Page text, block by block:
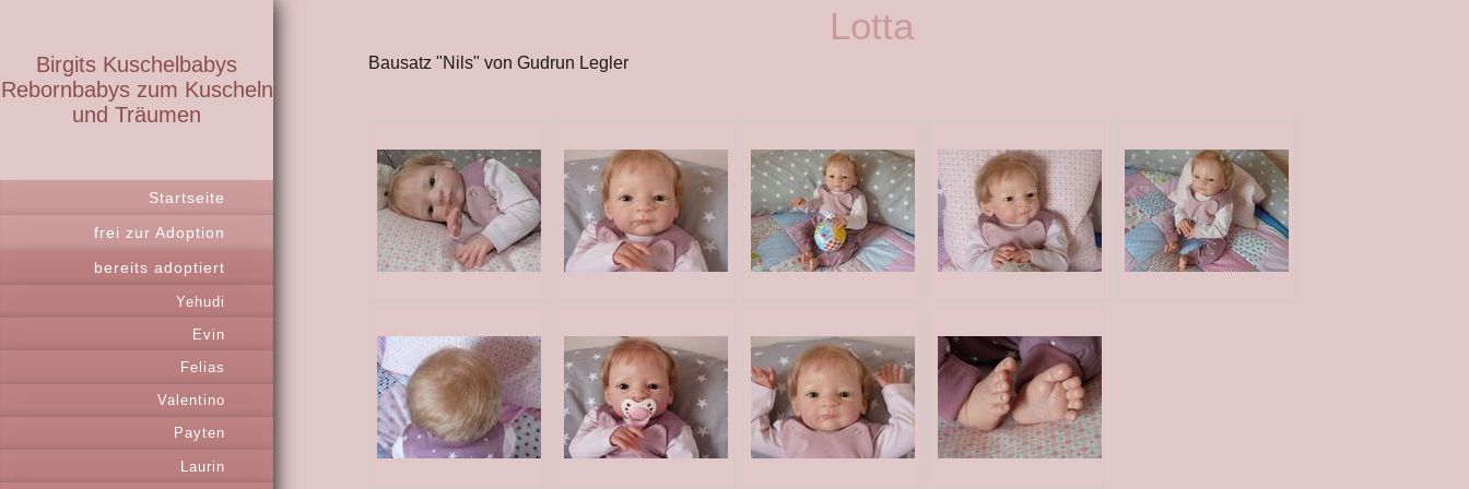
Birgits Kuschelbabys
Rebornbabys zum Kuscheln
und Träumen
Startseite
frei zur Adoption
bereits adoptiert
Yehudi
Evin
Felias
Valentino
Payten
Laurin
Lotta
Bausatz "Nils" von Gudrun Legler